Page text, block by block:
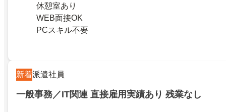
休憩室あり
WEB面接OK
PCスキル不要
新着派遣社員
一般事務／IT関連 直接雇用実績あり 残業なし